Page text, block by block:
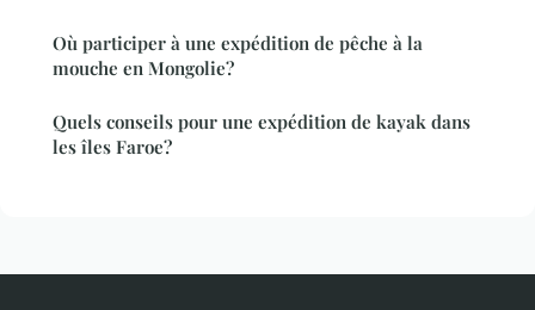
Où participer à une expédition de pêche à la
mouche en Mongolie?
Quels conseils pour une expédition de kayak dans
les îles Faroe?